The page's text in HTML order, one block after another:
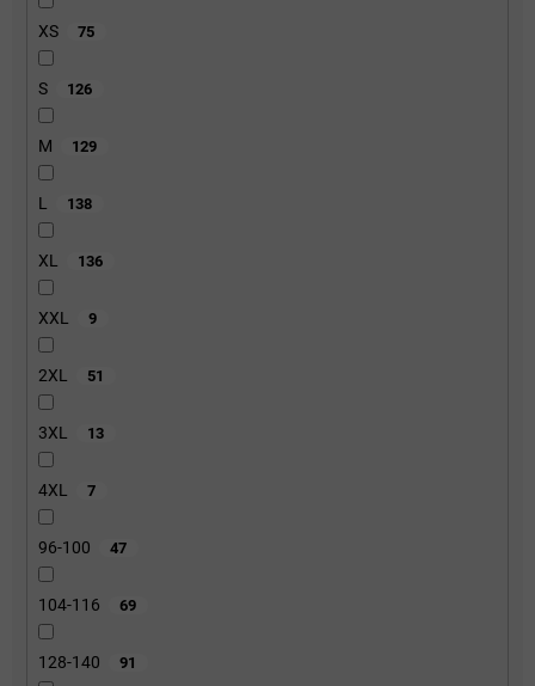
XS 75
S 126
M 129
L 138
XL 136
XXL 9
2XL 51
3XL 13
4XL 7
96-100 47
104-116 69
128-140 91